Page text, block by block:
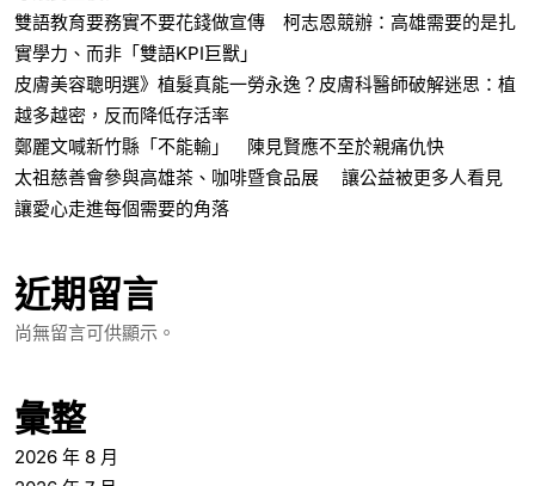
近期留言
尚無留言可供顯示。
彙整
2026 年 6 月
2026 年 5 月
2026 年 2 月
2026 年 1 月